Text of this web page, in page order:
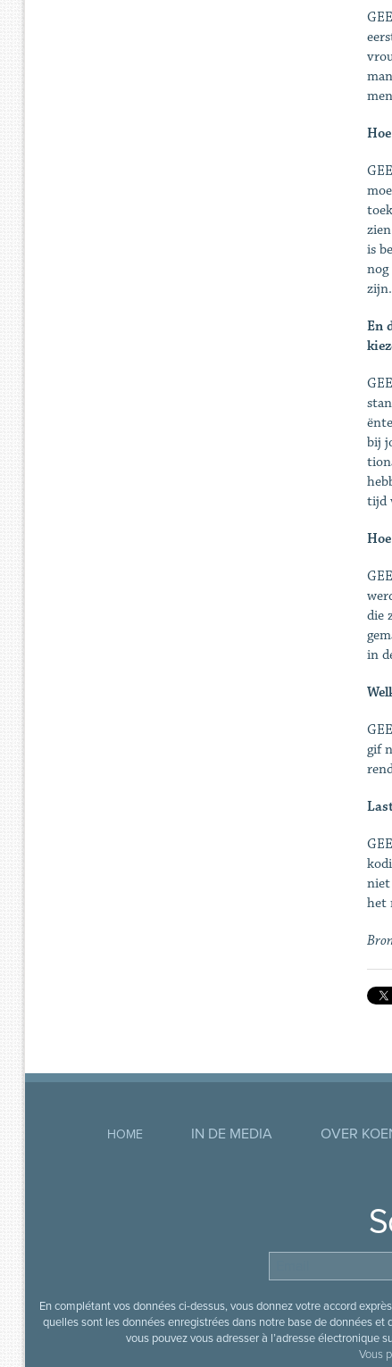
is
nog
En
bij
tijd
die
in
gif
niet
het
HOME IN DE MEDIA OVER
En complétant vos données ci-dessus, vous donnez votre accord
quelles sont les données enregistrées dans notre base de données
vous pouvez vous adresser à l’adresse électronique
Vous